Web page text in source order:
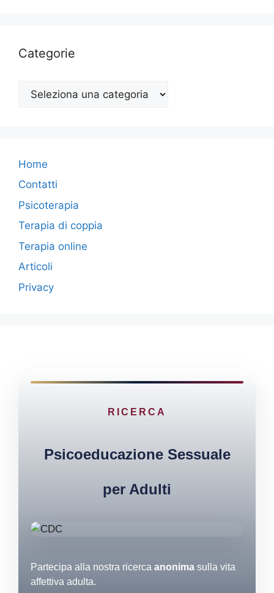
Categorie
Categorie
Home
Contatti
Psicoterapia
Terapia di coppia
Terapia online
Articoli
Privacy
RICERCA
Psicoeducazione Sessuale
per Adulti
Partecipa alla nostra ricerca anonima sulla vita
affettiva adulta.